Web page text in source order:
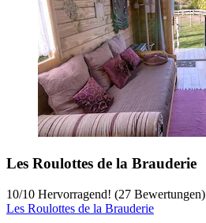
Les Roulottes de la Brauderie
10/10 Hervorragend! (27 Bewertungen)
Les Roulottes de la Brauderie